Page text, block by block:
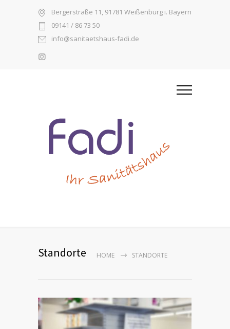
Bergerstraße 11, 91781 Weißenburg i. Bayern
09141 / 86 73 50
info@sanitaetshaus-fadi.de
Standorte HOME STANDORTE